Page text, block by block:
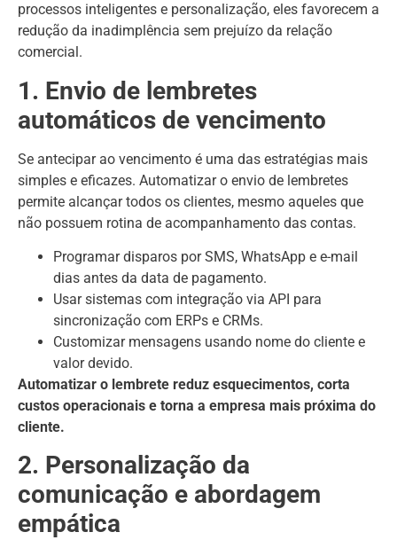
processos inteligentes e personalização, eles favorecem a
redução da inadimplência sem prejuízo da relação
comercial.
1. Envio de lembretes
automáticos de vencimento
Se antecipar ao vencimento é uma das estratégias mais
simples e eficazes. Automatizar o envio de lembretes
permite alcançar todos os clientes, mesmo aqueles que
não possuem rotina de acompanhamento das contas.
Programar disparos por SMS, WhatsApp e e-mail
dias antes da data de pagamento.
Usar sistemas com integração via API para
sincronização com ERPs e CRMs.
Customizar mensagens usando nome do cliente e
valor devido.
Automatizar o lembrete reduz esquecimentos, corta
custos operacionais e torna a empresa mais próxima do
cliente.
2. Personalização da
comunicação e abordagem
empática